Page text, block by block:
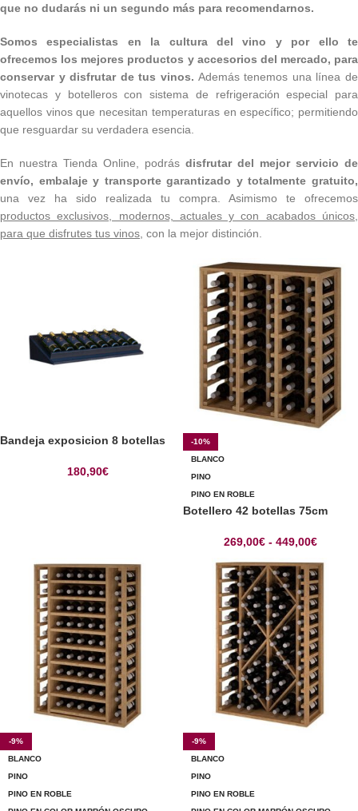
que no dudarás ni un segundo más para recomendarnos.
Somos especialistas en la cultura del vino y por ello te
ofrecemos los mejores productos y accesorios del mercado, para
conservar y disfrutar de tus vinos. Además tenemos una línea de
vinotecas y botelleros con sistema de refrigeración especial para
aquellos vinos que necesitan temperaturas en específico; permitiendo
que resguardar su verdadera esencia.
En nuestra Tienda Online, podrás disfrutar del mejor servicio de
envío, embalaje y transporte garantizado y totalmente gratuito,
una vez ha sido realizada tu compra. Asimismo te ofrecemos
productos exclusivos, modernos, actuales y con acabados únicos,
para que disfrutes tus vinos , con la mejor distinción.
Bandeja exposicion 8 botellas
180,90€
-10%
BLANCO
PINO
PINO EN ROBLE
Botellero 42 botellas 75cm
269,00€ - 449,00€
-9%
BLANCO
PINO
PINO EN ROBLE
-9%
BLANCO
PINO
PINO EN ROBLE